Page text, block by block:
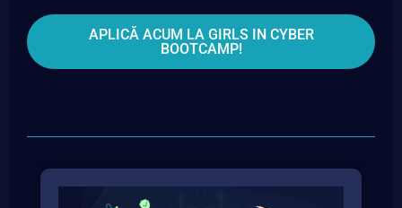
APLICĂ ACUM LA GIRLS IN CYBER
BOOTCAMP!